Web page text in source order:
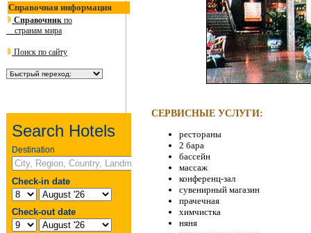
Справочная информация
Справочник по
странам мира
Поиск по сайту
СЕРВИСНЫЕ УСЛУГИ:
рестораны
2 бара
бассейн
массаж
конференц-зал
сувенирный магазин
прачечная
химчистка
няня